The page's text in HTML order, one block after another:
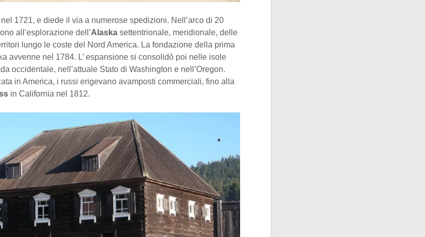
1721, e diede il via a numerose spedizioni. Nell’arco di 20
all’esplorazione dell’Alaska settentrionale, meridionale, delle
lungo le coste del Nord America. La fondazione della prima
avvenne nel 1784. L’ espansione si consolidò poi nelle isole
occidentale, nell’attuale Stato di Washington e nell’Oregon.
in America, i russi erigevano avamposti commerciali, fino alla
in California nel 1812.